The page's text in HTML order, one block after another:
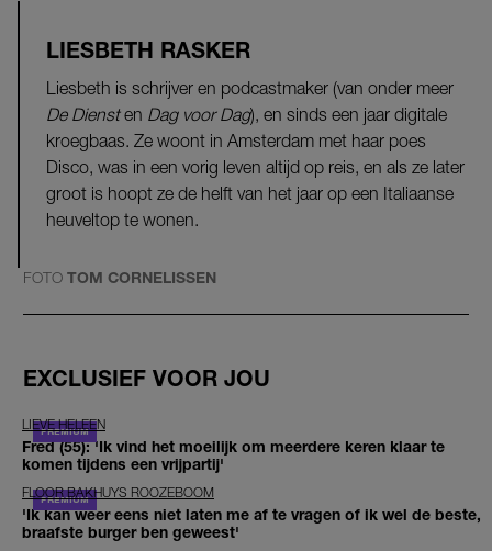
LIESBETH RASKER
Liesbeth is schrijver en podcastmaker (van onder meer
De Diensten Dag voor Dag), en sinds een jaar digitale
kroegbaas. Ze woont in Amsterdam met haar poes
Disco, was in een vorig leven altijd op reis, en als ze later
groot is hoopt ze de helft van het jaar op een Italiaanse
heuveltop te wonen.
FOTO TOM CORNELISSEN
EXCLUSIEF VOOR JOU
LIEVE HELEEN
Fred (55): 'Ik vind het moeilijk om meerdere keren klaar te
komen tijdens een vrijpartij'
FLOOR BAKHUYS ROOZEBOOM
'Ik kan weer eens niet laten me af te vragen of ik wel de beste,
braafste burger ben geweest'